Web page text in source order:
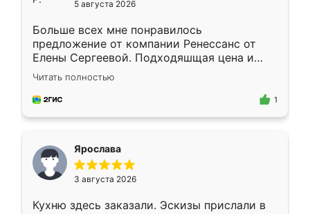
5 августа 2026
Больше всех мне понравилось
предложение от компании Ренессанс от
Елены Сергеевой. Подходяшщая цена и
короткие сроки изготовления. Приехавший
для замера сотрудник Владислав
предложил по моему эскизу самый
Читать полностью
1
Ярослава
3 августа 2026
Кухню здесь заказали. Эскизы прислали в